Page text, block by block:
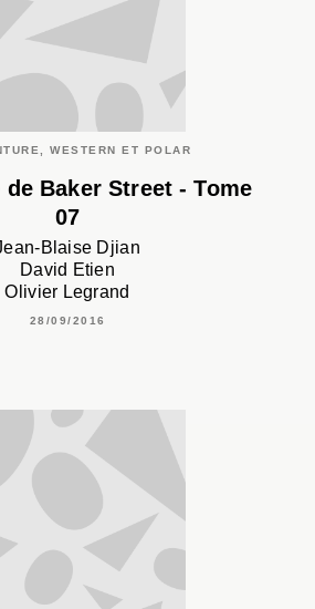
WESTERN ET POLAR
de Baker Street - Tome
07
Blaise Djian
David Etien
Olivier Legrand
28/09/2016